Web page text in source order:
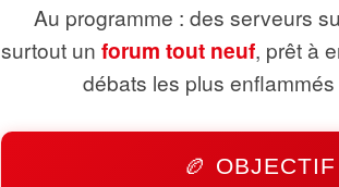
Au programme : des serveurs
surtout un forum tout neuf, prêt à
débats les plus
🏉